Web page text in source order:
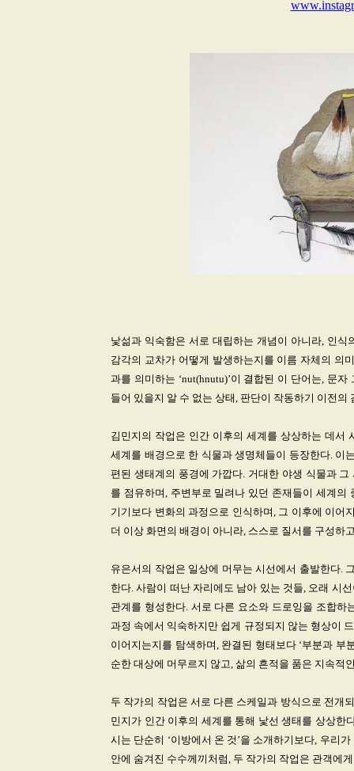
낯섦과 익숙함은 서로 대립하는 개념이 아니라, 인
감각의 교차가 어떻게 발생하는지를 이름 자체의 의
과를 의미하는 ‘nut(hnutu)’이 결합된 이 단어는, 문
들어 있을지 알 수 없는 상태, 판단이 작동하기 이전
김민지의 작업은 인간 이후의 세계를 상상하는 데서
세계를 배경으로 한 식물과 생명체들이 등장한다. 이
편된 생태계의 풍경에 가깝다. 거대한 야생 식물과
를 점유하며, 주변부로 밀려나 있던 존재들이 세계
기기보다 변화의 과정으로 인식하며, 그 이후에 이어
더 이상 화면의 배경이 아니라, 스스로 질서를 구성하
유은서의 작업은 일상에 머무는 시선에서 출발한다.
한다. 사람이 떠난 자리에도 남아 있는 것들, 오래 시
관계를 형성한다. 서로 다른 요소와 드로잉을 조합
과정 속에서 익숙하지만 쉽게 규정되지 않는 형상이
이어지는지를 탐색하며, 완결된 형태보다 ‘부분과 부
순한 대상에 머무르지 않고, 삶의 흔적을 품은 지속적
두 작가의 작업은 서로 다른 스케일과 방식으로 전개
민지가 인간 이후의 세계를 통해 낯선 생태를 상상한
시는 단순히 ‘이방에서 온 것’을 소개하기보다, 우리
안에 숨겨진 수수께끼처럼, 두 작가의 작업은 관객에